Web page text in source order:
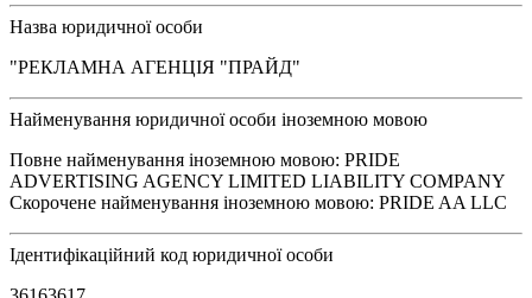
Назва юридичної особи
"РЕКЛАМНА АГЕНЦІЯ "ПРАЙД"
Найменування юридичної особи іноземною мовою
Повне найменування іноземною мовою: PRIDE
ADVERTISING AGENCY LIMITED LIABILITY COMPANY
Скорочене найменування іноземною мовою: PRIDE AA LLC
Ідентифікаційний код юридичної особи